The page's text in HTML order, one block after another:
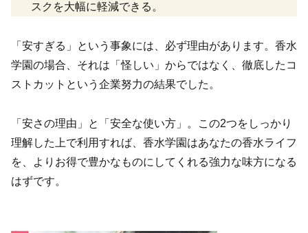
スクを大幅に軽減できる。
「安すぎる」という事象には、必ず理由があります。香水
学園の場合、それは「怪しい」からではなく、徹底したコ
ストカットという企業努力の結果でした。
「安さの理由」と「安全な使い方」。この2つをしっかり
理解した上で利用すれば、香水学園はあなたの香水ライフ
を、よりお得で豊かなものにしてくれる強力な味方になる
はずです。